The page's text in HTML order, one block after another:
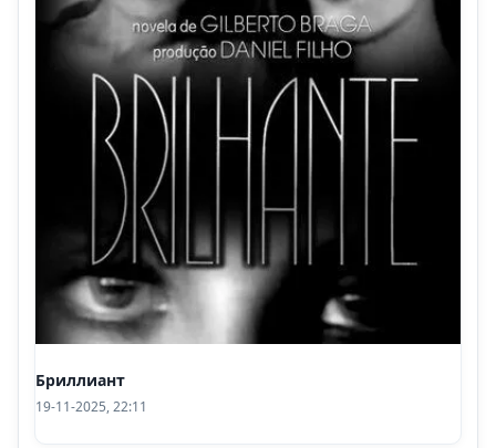
Бриллиант
19-11-2025, 22:11